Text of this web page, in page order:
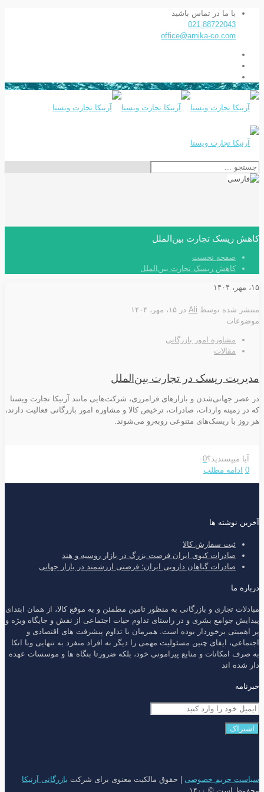
با ما در تماس باشید
021-88722043
office@arnika-co.com
کاهش ریسک تجارت بین‌الملل
صفحه نخست
کاهش ریسک تجارت بین‌الملل
۱۵، مهر، ۱۴۰۴
منتشر شده توسط Ali در ۱۵، مهر، ۱۴۰۴
موضوعات
مشاوره امور بازرگانی
مقالات
مدیریت ریسک در تجارت بین‌الملل
در عصر جهانی‌شدن و بازارهای فرامرزی، شرکت‌هایی مانند آرنیکا تجارت ویستا
که در زمینه واردات، صادرات، ترخیص کالا و مشاوره امور بازرگانی فعالیت دارند،
هر روز با ریسک‌های متنوعی روبه‌رو می‌شوند.
آیا میپسندید؟0
0 ادامه مطلب
آخرین نوشته ها
ثبت سفارش کالا
صادرات کیوی ایران فرصت بزرگ در بازار روسیه و هند
صادرات گیاهان دارویی ایران؛ فرصتی ارزشمند در بازار جهانی
درباره ما
مبادلات تجاری و بازرگانی به منظور تامین مطمئن و به موقع کالا، از همان ابتدای
پیدایش جوامع بشری و در راستای تداوم حیات اجتماعی از نقش و جایگاه ویژه و
پر اهمیتی برخوردار بوده است. همزمان با تداوم پیشرفت های اقتصادی و
اجتماعی، ایفای چنین مسئولیت مهمی را دیگر نه افراد منفرد به تنهایی وبا اتکا
به صرف امکانات و منابع پیرامونی خود، بلکه ضرورتا بنگاه ها و موسسات عهده
دار شده اند
خبرنامه
سیاست حریم خصوصی | حقوق مالکیت معنوی برای شرکت بازرگانی آرنیکا